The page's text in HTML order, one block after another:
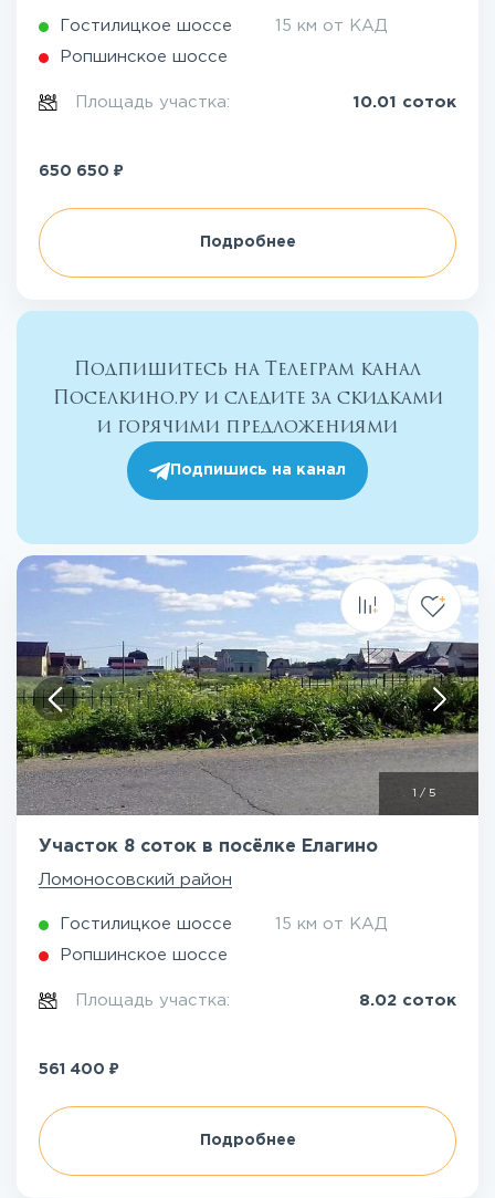
Гостилицкое шоссе 15 км от КАД
Ропшинское шоссе
Площадь участка: 10.01 соток
650 650 ₽
Подробнее
Подпишитесь на Телеграм канал
Поселкино.ру и следите за скидками
и горячими предложениями
Подпишись на канал
/ 5
Участок 8 соток в посёлке Елагино
Ломоносовский район
Гостилицкое шоссе 15 км от КАД
Ропшинское шоссе
Площадь участка: 8.02 соток
561 400 ₽
Подробнее